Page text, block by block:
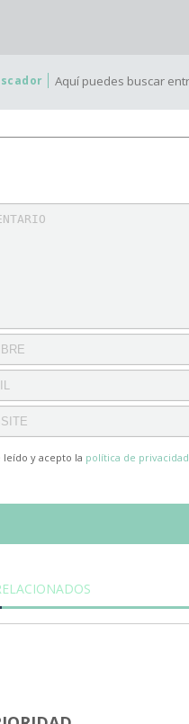
leído y acepto la política de privacidad